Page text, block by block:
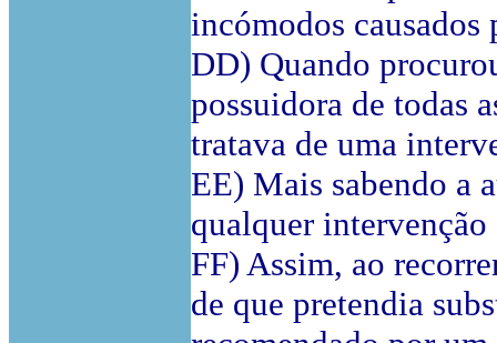
incómodos causados
DD) Quando
possuidora de todas
tratava de uma
EE) Mais sabendo a
qualquer
FF) Assim, ao
de que pretendia